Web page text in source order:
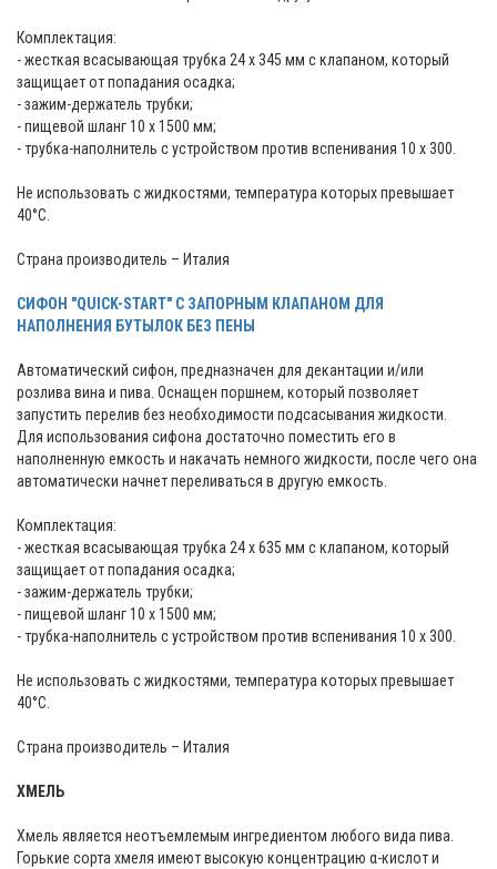
Комплектация:
- жесткая всасывающая трубка 24 x 345 мм с клапаном, который
защищает от попадания осадка;
- зажим-держатель трубки;
- пищевой шланг 10 x 1500 мм;
- трубка-наполнитель с устройством против вспенивания 10 x 300.
Не использовать с жидкостями, температура которых превышает
40°C.
Страна производитель – Италия
СИФОН "QUICK-START" С ЗАПОРНЫМ КЛАПАНОМ ДЛЯ
НАПОЛНЕНИЯ БУТЫЛОК БЕЗ ПЕНЫ
Автоматический сифон, предназначен для декантации и/или
розлива вина и пива. Оснащен поршнем, который позволяет
запустить перелив без необходимости подсасывания жидкости.
Для использования сифона достаточно поместить его в
наполненную емкость и накачать немного жидкости, после чего она
автоматически начнет переливаться в другую емкость.
Комплектация:
- жесткая всасывающая трубка 24 x 635 мм с клапаном, который
защищает от попадания осадка;
- зажим-держатель трубки;
- пищевой шланг 10 x 1500 мм;
- трубка-наполнитель с устройством против вспенивания 10 x 300.
Не использовать с жидкостями, температура которых превышает
40°C.
Страна производитель – Италия
ХМЕЛЬ
Хмель является неотъемлемым ингредиентом любого вида пива.
Горькие сорта хмеля имеют высокую концентрацию α-кислот и